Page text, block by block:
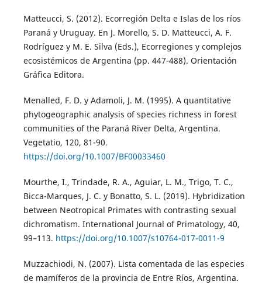
Matteucci, S. (2012). Ecorregión Delta e Islas de los ríos
Paraná y Uruguay. En J. Morello, S. D. Matteucci, A. F.
Rodríguez y M. E. Silva (Eds.), Ecorregiones y complejos
ecosistémicos de Argentina (pp. 447-488). Orientación
Gráfica Editora.
Menalled, F. D. y Adamoli, J. M. (1995). A quantitative
phytogeographic analysis of species richness in forest
communities of the Paraná River Delta, Argentina.
Vegetatio, 120, 81-90.
https://doi.org/10.1007/BF00033460
Mourthe, I., Trindade, R. A., Aguiar, L. M., Trigo, T. C.,
Bicca-Marques, J. C. y Bonatto, S. L. (2019). Hybridization
between Neotropical Primates with contrasting sexual
dichromatism. International Journal of Primatology, 40,
99–113. https://doi.org/10.1007/s10764-017-0011-9
Muzzachiodi, N. (2007). Lista comentada de las especies
de mamíferos de la provincia de Entre Ríos, Argentina.